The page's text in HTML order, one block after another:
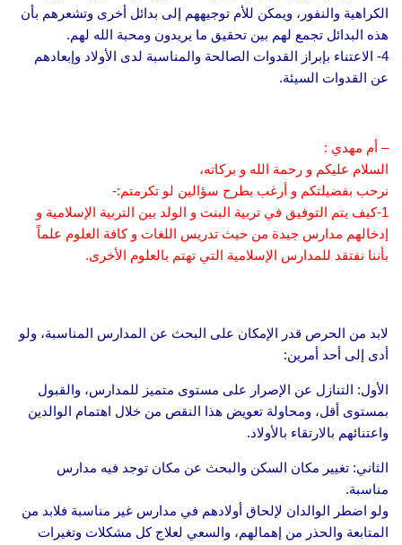
الكراهية والنفور، ويمكن للأم توجيههم إلى بدائل أخرى وتشعرهم بأن
هذه البدائل تجمع لهم بين تحقيق ما يريدون ومحبة الله لهم.
4- الاعتناء بإبراز القدوات الصالحة والمناسبة لدى الأولاد وإبعادهم
عن القدوات السيئة.
– أم مهدي :
السلام عليكم و رحمة الله و بركاته،
نرحب بفضيلتكم و أرغب بطرح سؤالين لو تكرمتم:-
1-كيف يتم التوفيق في تربية البنت و الولد بين التربية الإسلامية و
إدخالهم مدارس جيدة من حيث تدريس اللغات و كافة العلوم علماً
بأننا نفتقد للمدارس الإسلامية التي تهتم بالعلوم الأخرى.
لابد من الحرص قدر الإمكان على البحث عن المدارس المناسبة، ولو
أدى إلى أحد أمرين:
الأول: التنازل عن الإصرار على مستوى متميز للمدارس، والقبول
بمستوى أقل، ومحاولة تعويض هذا النقص من خلال اهتمام الوالدين
واعتنائهم بالارتقاء بالأولاد.
الثاني: تغيير مكان السكن والبحث عن مكان توجد فيه مدارس
مناسبة.
ولو اضطر الوالدان لإلحاق أولادهم في مدارس غير مناسبة فلابد من
المتابعة والحذر من إهمالهم، والسعي لعلاج كل مشكلات وتغيرات